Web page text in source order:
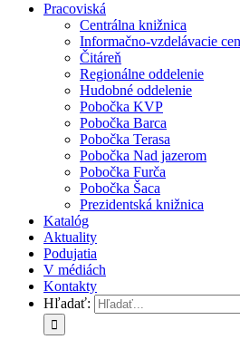
Pracoviská
Centrálna knižnica
Informačno-vzdelávacie
Čitáreň
Regionálne oddelenie
Hudobné oddelenie
Pobočka KVP
Pobočka Barca
Pobočka Terasa
Pobočka Nad jazerom
Pobočka Furča
Pobočka Šaca
Prezidentská knižnica
Katalóg
Aktuality
Podujatia
V médiách
Kontakty
Hľadať: